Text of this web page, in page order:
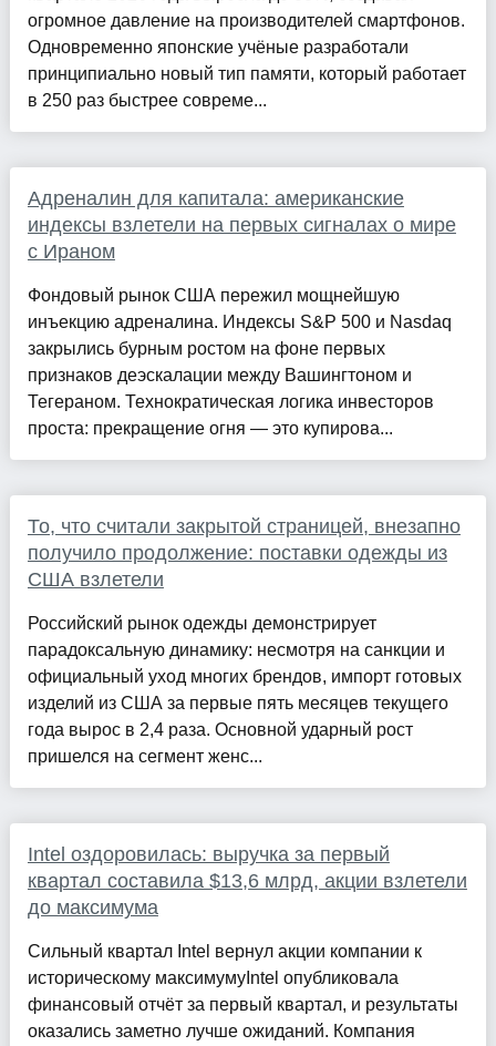
огромное давление на производителей смартфонов.
Одновременно японские учёные разработали
принципиально новый тип памяти, который работает
в 250 раз быстрее совреме...
Адреналин для капитала: американские
индексы взлетели на первых сигналах о мире
с Ираном
Фондовый рынок США пережил мощнейшую
инъекцию адреналина. Индексы S&P 500 и Nasdaq
закрылись бурным ростом на фоне первых
признаков деэскалации между Вашингтоном и
Тегераном. Технократическая логика инвесторов
проста: прекращение огня — это купирова...
То, что считали закрытой страницей, внезапно
получило продолжение: поставки одежды из
США взлетели
Российский рынок одежды демонстрирует
парадоксальную динамику: несмотря на санкции и
официальный уход многих брендов, импорт готовых
изделий из США за первые пять месяцев текущего
года вырос в 2,4 раза. Основной ударный рост
пришелся на сегмент женс...
Intel оздоровилась: выручка за первый
квартал составила $13,6 млрд, акции взлетели
до максимума
Сильный квартал Intel вернул акции компании к
историческому максимумуIntel опубликовала
финансовый отчёт за первый квартал, и результаты
оказались заметно лучше ожиданий. Компания